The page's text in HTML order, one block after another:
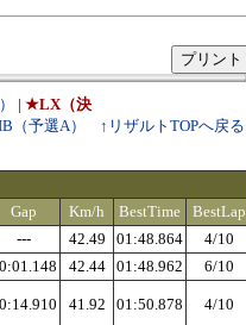
| ★LX（決
（予選A）
↑リザルトTOPへ戻る
Gap Km/h BestTime
BestLap
--- 42.49 01:48.864
4/10
42.44 01:48.962 6/10
41.92 01:50.878 4/10